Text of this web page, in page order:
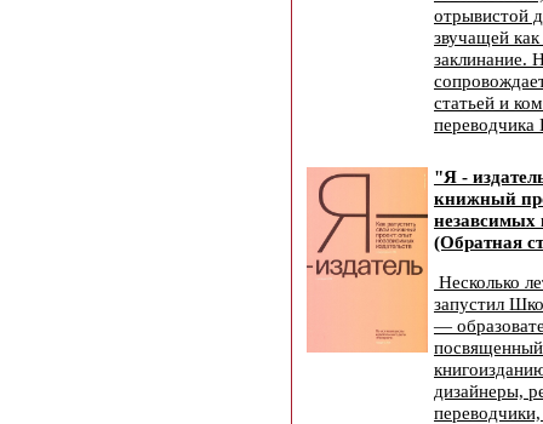
отрывистой
звучащей
заклинание.
статьей и
"Я -
книжный
незавсимых
(Обратная
Несколько
запустил
—
дизайнеры,